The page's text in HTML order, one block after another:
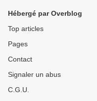
Hébergé par Overblog
Top articles
Pages
Contact
Signaler un abus
C.G.U.